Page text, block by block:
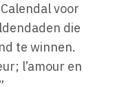
voor
die
te winnen.
l’amour en